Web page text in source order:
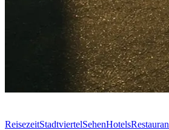
ReisezeitStadtviertelSehenHotels